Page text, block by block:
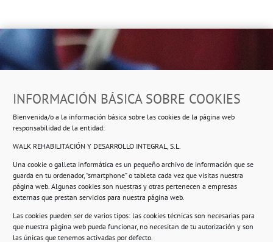
INFORMACIÓN BÁSICA SOBRE COOKIES
Bienvenida/o a la información básica sobre las cookies de la página web
responsabilidad de la entidad:
WALK REHABILITACIÓN Y DESARROLLO INTEGRAL, S.L.
Una cookie o galleta informática es un pequeño archivo de información que se
guarda en tu ordenador, “smartphone” o tableta cada vez que visitas nuestra
página web. Algunas cookies son nuestras y otras pertenecen a empresas
externas que prestan servicios para nuestra página web.
Las cookies pueden ser de varios tipos: las cookies técnicas son necesarias para
que nuestra página web pueda funcionar, no necesitan de tu autorización y son
las únicas que tenemos activadas por defecto.
Ropero Solidario de Usera
Beasáin 25-33posterior, local 3 – 28041 Madrid
Información
Compromiso con la protección de datos